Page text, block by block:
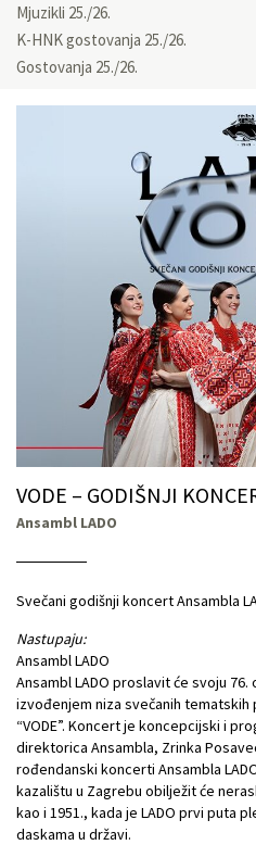
Mjuzikli 25./26.
K-HNK gostovanja 25./26.
Gostovanja 25./26.
VODE – GODIŠNJI
Ansambl LADO
Svečani godišnji koncert Ansambla
Nastupaju:
Ansambl LADO
Ansambl LADO proslavit će svoju
izvođenjem niza svečanih
“VODE”. Koncert je koncepcijski i
direktorica Ansambla, Zrinka
rođendanski koncerti Ansambla
kazalištu u Zagrebu obilježit će
kao i 1951., kada je LADO prvi puta
daskama u državi.